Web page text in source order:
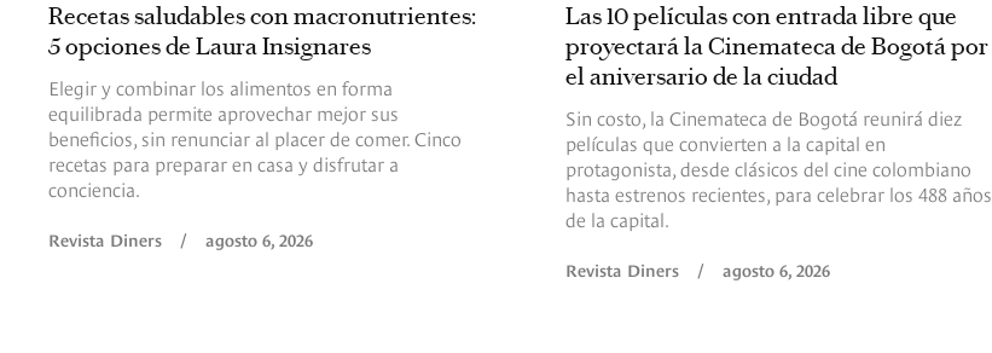
Recetas saludables con macronutrientes:
5 opciones de Laura Insignares
Elegir y combinar los alimentos en forma
equilibrada permite aprovechar mejor sus
beneficios, sin renunciar al placer de comer. Cinco
recetas para preparar en casa y disfrutar a
conciencia.
Revista Diners / agosto 6, 2026
Las 10 películas con entrada libre que
proyectará la Cinemateca de Bogotá por
el aniversario de la ciudad
Sin costo, la Cinemateca de Bogotá reunirá diez
películas que convierten a la capital en
protagonista, desde clásicos del cine colombiano
hasta estrenos recientes, para celebrar los 488 años
de la capital.
Revista Diners / agosto 6, 2026